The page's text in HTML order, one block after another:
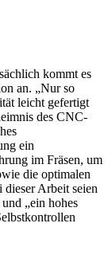
kommt es
an. „Nur so
leicht gefertigt
des CNC-
ein
im Fräsen, um
die optimalen
dieser Arbeit seien
„ein hohes